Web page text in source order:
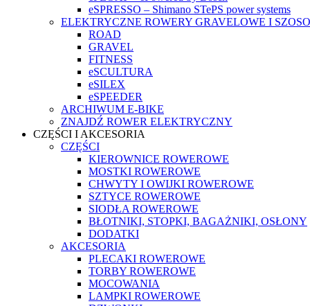
eSPRESSO – Shimano STePS power systems
ELEKTRYCZNE ROWERY GRAVELOWE I
ROAD
GRAVEL
FITNESS
eSCULTURA
eSILEX
eSPEEDER
ARCHIWUM E-BIKE
ZNAJDŹ ROWER ELEKTRYCZNY
CZĘŚCI I AKCESORIA
CZĘŚCI
KIEROWNICE ROWEROWE
MOSTKI ROWEROWE
CHWYTY I OWIJKI ROWEROWE
SZTYCE ROWEROWE
SIODŁA ROWEROWE
BŁOTNIKI, STOPKI, BAGAŻNIKI, OSŁONY
DODATKI
AKCESORIA
PLECAKI ROWEROWE
TORBY ROWEROWE
MOCOWANIA
LAMPKI ROWEROWE